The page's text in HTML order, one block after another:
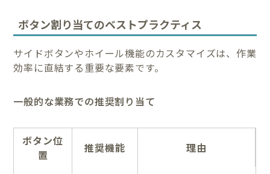
ボタン割り当てのベストプラクティス
サイドボタンやホイール機能のカスタマイズは、作業
効率に直結する重要な要素です。
一般的な業務での推奨割り当て
ボタン位
置
推奨機能 理由